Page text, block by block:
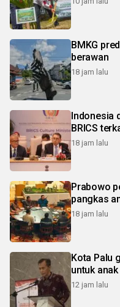
BMKG
berawan
18 jam lalu
Indonesia
BRICS
18 jam lalu
Prabowo
pangkas
18 jam lalu
Kota Palu
untuk anak
12 jam lalu